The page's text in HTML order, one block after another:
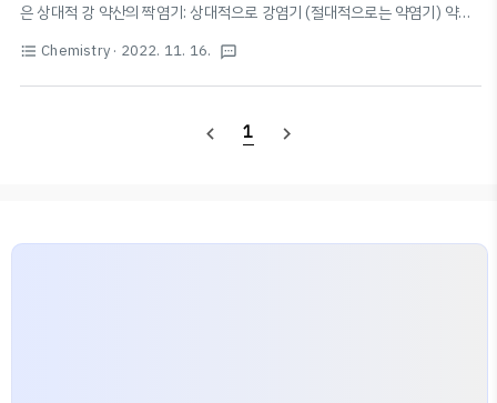
은 상대적 강 약산의 짝염기: 상대적으로 강염기 (절대적으로는 약염기) 약염
산의 짝염기: 매우 약염기 💡Tip💡 산의 짝염기는
수 있다. 염기의 짝산은H+
H+를 하나 추가하면 구할 수 있다. —
(conjugate acid-base pair) ★ 짝산, 짝염기, 짝 산-염기 쌍(conjugate
format_list_bulleted Chemistry · 2022. 11. 16. textsms
navigate_before 1 navigate_next